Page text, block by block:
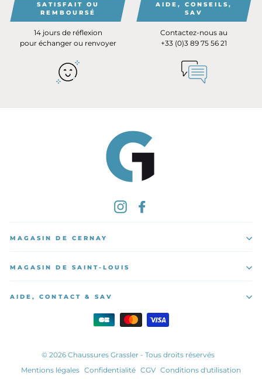
SATISFAIT OU
REMBOURSÉ
14 jours de réflexion
pour échanger ou renvoyer
AIDE, CONSEILS,
SAV
Contactez-nous au
+33 (0)3 89 75 56 21
Instagram
MAGASIN DE CERNAY
MAGASIN DE SAINT-LOUIS
AIDE, CONTACT & SAV
© 2026 Chaussures Grassler - Tous droits réservés
Mentions légales Confidentialité CGV Conditions d'utilisation